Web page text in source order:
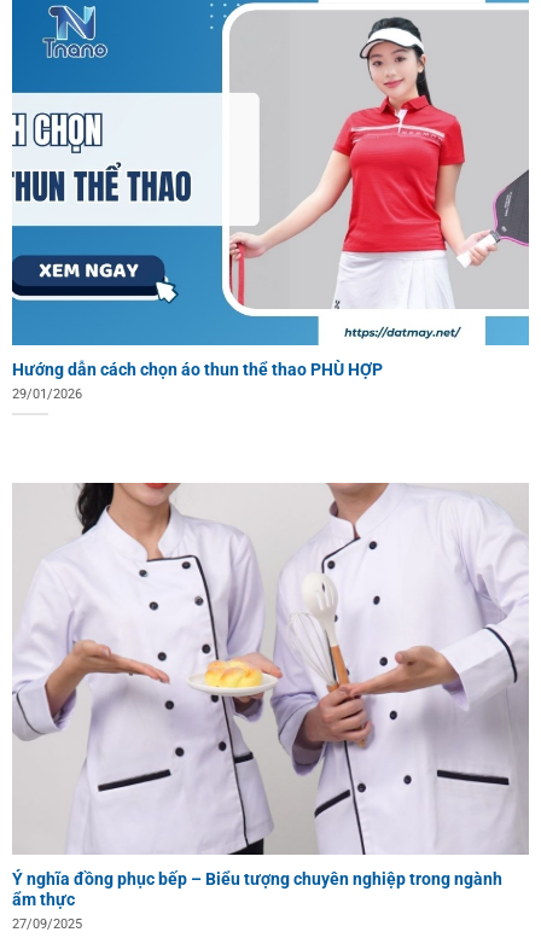
Hướng dẫn cách chọn áo thun thể thao PHÙ HỢP
29/01/2026
Ý nghĩa đồng phục bếp – Biểu tượng chuyên nghiệp trong ngành
ẩm thực
27/09/2025